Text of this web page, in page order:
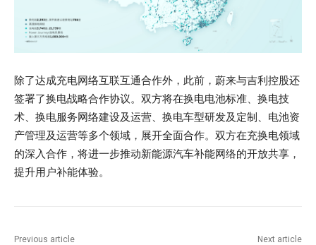
除了达成充电网络互联互通合作外，此前，蔚来与吉利控股还
签署了换电战略合作协议。双方将在换电电池标准、换电技
术、换电服务网络建设及运营、换电车型研发及定制、电池资
产管理及运营等多个领域，展开全面合作。双方在充换电领域
的深入合作，将进一步推动新能源汽车补能网络的开放共享，
提升用户补能体验。
Previous article Next article